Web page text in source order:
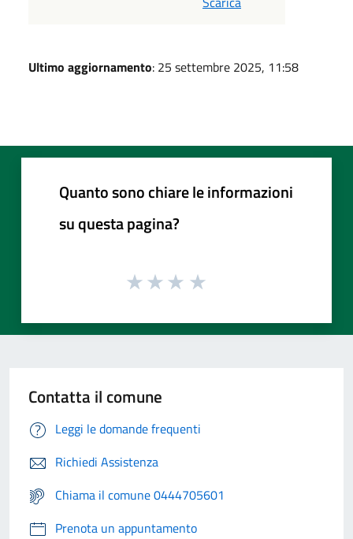
Ultimo aggiornamento: 25 settembre 2025, 11:58
Quanto sono chiare le informazioni
su questa pagina?
Contatta il comune
Leggi le domande frequenti
Richiedi Assistenza
Chiama il comune 0444705601
Prenota un appuntamento